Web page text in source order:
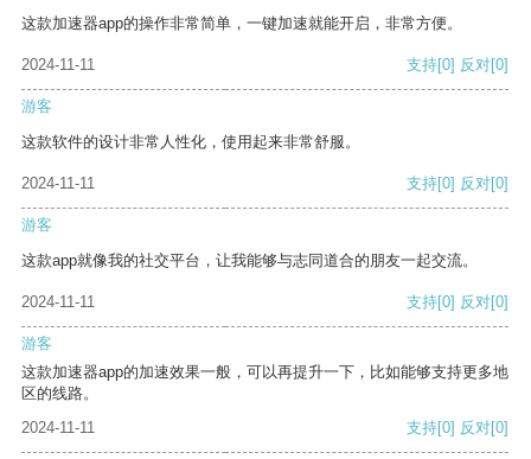
这款加速器app的操作非常简单，一键加速就能开启，非常方便。
2024-11-11 支持[0] 反对[0]
游客
这款软件的设计非常人性化，使用起来非常舒服。
2024-11-11 支持[0] 反对[0]
游客
这款app就像我的社交平台，让我能够与志同道合的朋友一起交流。
2024-11-11 支持[0] 反对[0]
游客
这款加速器app的加速效果一般，可以再提升一下，比如能够支持更多地
区的线路。
2024-11-11
支持[0] 反对[0]